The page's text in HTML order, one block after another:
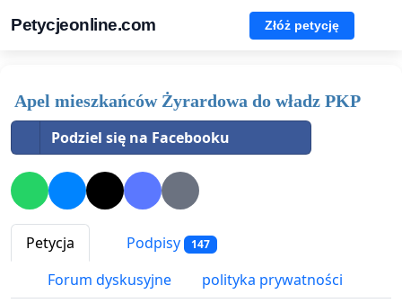
Petycjeonline.com Złóż petycję
Apel mieszkańców Żyrardowa do władz PKP
Podziel się na Facebooku
Petycja Podpisy 147
Forum dyskusyjne polityka prywatności